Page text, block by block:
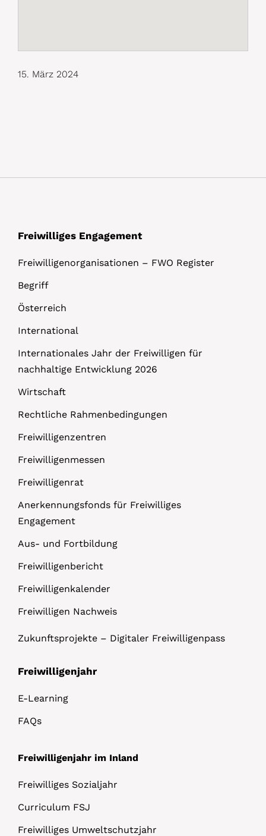
15. März 2024
Freiwilliges Engagement
Freiwilligenorganisationen – FWO Register
Begriff
Österreich
International
Internationales Jahr der Freiwilligen für
nachhaltige Entwicklung 2026
Wirtschaft
Rechtliche Rahmenbedingungen
Freiwilligenzentren
Freiwilligenmessen
Freiwilligenrat
Anerkennungsfonds für Freiwilliges
Engagement
Aus- und Fortbildung
Freiwilligenbericht
Freiwilligenkalender
Freiwilligen Nachweis
Zukunftsprojekte – Digitaler Freiwilligenpass
Freiwilligenjahr
E-Learning
FAQs
Freiwilligenjahr im Inland
Freiwilliges Sozialjahr
Curriculum FSJ
Freiwilliges Umweltschutzjahr